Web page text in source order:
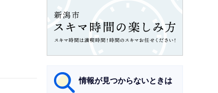
情報が見つからないときは